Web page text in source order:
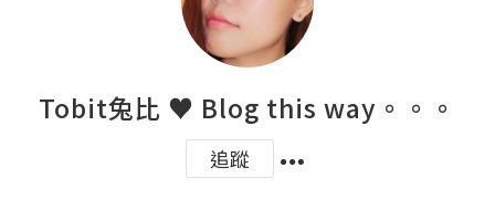
Tobit兔比 ♥ Blog this way。。。
追蹤